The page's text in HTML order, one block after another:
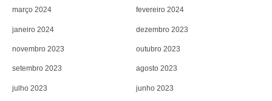
março 2024 fevereiro 2024
janeiro 2024 dezembro 2023
novembro 2023 outubro 2023
setembro 2023 agosto 2023
julho 2023 junho 2023